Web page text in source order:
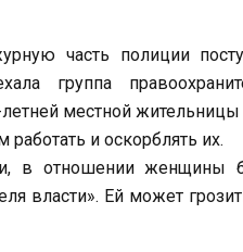
часть полиции
группа
местной
и оскорблять их.
в отношении
власти». Ей может